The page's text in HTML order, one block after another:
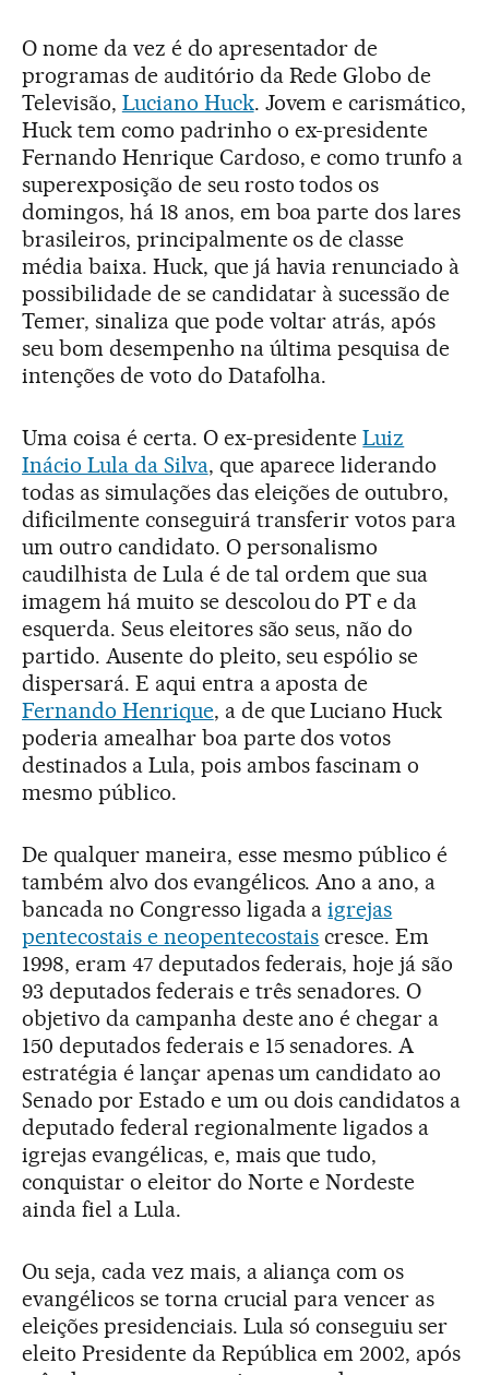
O nome da vez é do apresentador de
programas de auditório da Rede Globo de
Televisão, Luciano Huck. Jovem e carismático,
Huck tem como padrinho o ex-presidente
Fernando Henrique Cardoso, e como trunfo a
superexposição de seu rosto todos os
domingos, há 18 anos, em boa parte dos lares
brasileiros, principalmente os de classe
média baixa. Huck, que já havia renunciado à
possibilidade de se candidatar à sucessão de
Temer, sinaliza que pode voltar atrás, após
seu bom desempenho na última pesquisa de
intenções de voto do Datafolha.
Uma coisa é certa. O ex-presidenteLuiz
Inácio Lula da Silva, que aparece liderando
todas as simulações das eleições de outubro,
dificilmente conseguirá transferir votos para
um outro candidato. O personalismo
caudilhista de Lula é de tal ordem que sua
imagem há muito se descolou do PT e da
esquerda. Seus eleitores são seus, não do
partido. Ausente do pleito, seu espólio se
dispersará. E aqui entra a aposta de
Fernando Henrique, a de que Luciano Huck
poderia amealhar boa parte dos votos
destinados a Lula, pois ambos fascinam o
mesmo público.
De qualquer maneira, esse mesmo público é
também alvo dos evangélicos. Ano a ano, a
bancada no Congresso ligada aigrejas
pentecostais e neopentecostais cresce. Em
1998, eram 47 deputados federais, hoje já são
93 deputados federais e três senadores. O
objetivo da campanha deste ano é chegar a
150 deputados federais e 15 senadores. A
estratégia é lançar apenas um candidato ao
Senado por Estado e um ou dois candidatos a
deputado federal regionalmente ligados a
igrejas evangélicas, e, mais que tudo,
conquistar o eleitor do Norte e Nordeste
ainda fiel a Lula.
Ou seja, cada vez mais, a aliança com os
evangélicos se torna crucial para vencer as
eleições presidenciais. Lula só conseguiu ser
eleito Presidente da República em 2002, após